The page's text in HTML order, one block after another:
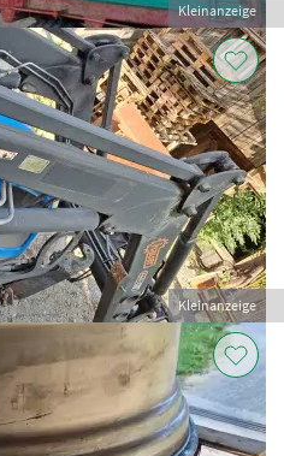
Kleinanzeige
Kleinanzeige